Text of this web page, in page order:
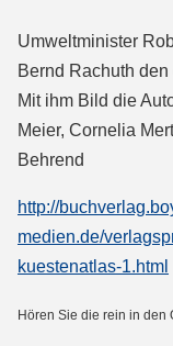
Umweltminister
Bernd Rachuth
Mit ihm Bild die
Meier, Cornelia
Behrend
http://
medien.de/
kuestenatlas-1.html
Hören Sie die rein in den